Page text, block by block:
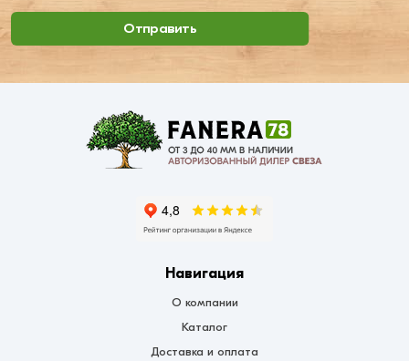
Отправить
Навигация
О компании
Каталог
Доставка и оплата